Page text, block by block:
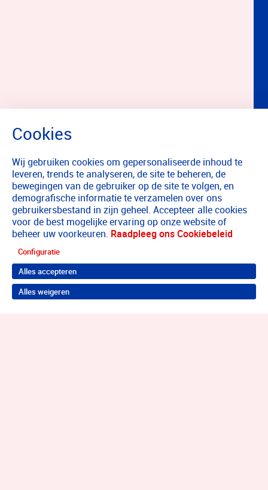
Wij gebruiken cookies om gepersonaliseerde inhoud te
leveren, trends te analyseren, de site te beheren, de
bewegingen van de gebruiker op de site te volgen, en
demografische informatie te verzamelen over ons
gebruikersbestand in zijn geheel. Accepteer alle cookies
voor de best mogelijke ervaring op onze website of
beheer uw voorkeuren. Raadpleeg ons Cookiebeleid
Configuratie
Alles accepteren
Alles weigeren